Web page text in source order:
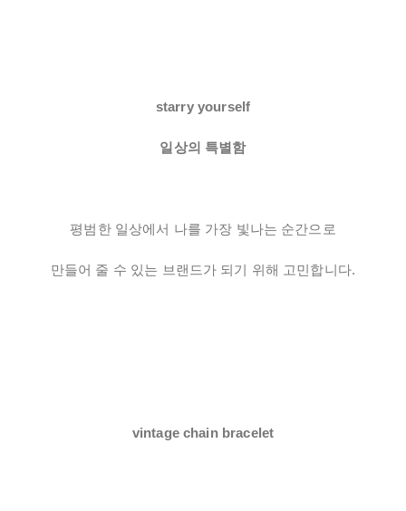
starry yourself
일상의 특별함
평범한 일상에서 나를 가장 빛나는 순간으로
만들어 줄 수 있는 브랜드가 되기 위해 고민합니다.
vintage chain bracelet